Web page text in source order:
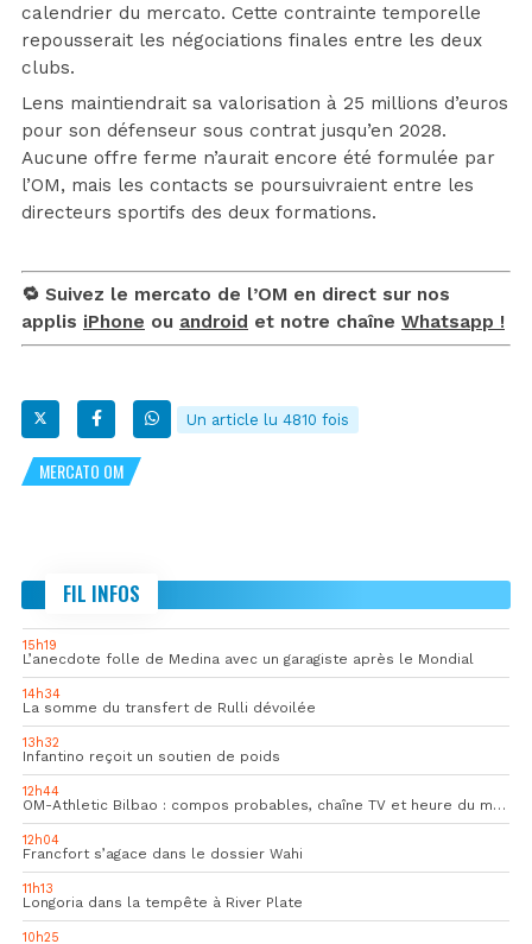
calendrier du mercato. Cette contrainte temporelle
repousserait les négociations finales entre les deux
clubs.
Lens maintiendrait sa valorisation à 25 millions d’euros
pour son défenseur sous contrat jusqu’en 2028.
Aucune offre ferme n’aurait encore été formulée par
l’OM, mais les contacts se poursuivraient entre les
directeurs sportifs des deux formations.
🔁 Suivez le mercato de l’OM en direct sur nos
applis iPhone ou android et notre chaîne Whatsapp !
Un article lu 4810 fois
MERCATO OM
FIL INFOS
15h19
L’anecdote folle de Medina avec un garagiste après le Mondial
14h34
La somme du transfert de Rulli dévoilée
13h32
Infantino reçoit un soutien de poids
12h44
OM-Athletic Bilbao : compos probables, chaîne TV et heure du match
12h04
Francfort s’agace dans le dossier Wahi
11h13
Longoria dans la tempête à River Plate
10h25